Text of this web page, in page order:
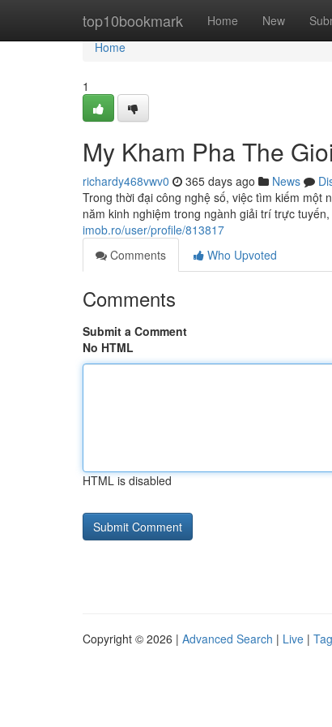
top10bookmark Home New
Home
Home
1
My Kham Pha The
richardy468vwv0 365 days ago News
Trong thời đại công nghệ số, việc tìm kiếm một
năm kinh nghiệm trong ngành giải trí trực
imob.ro/user/profile/813817
Comments
Who Upvoted
Comments
Submit a Comment
No HTML
HTML is disabled
Copyright © 2026 | Advanced Search | Live |